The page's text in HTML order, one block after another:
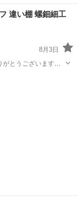
＆無料駐車場あり
宮市》 人気の
違い棚 螺鈿細工
8月3日
とうございます。